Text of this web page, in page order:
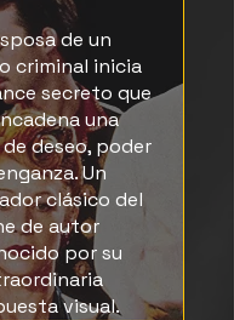
de un
criminal inicia
secreto que
una
deseo, poder
Un
clásico del
de autor
por su
visual.